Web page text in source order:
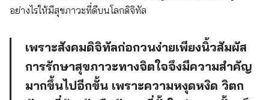
อย่างไรให้มีสุขภาวะที่ดีบนโลกดิจิทัล
เพราะสังคมดิจิทัลก่อกวนง่ายเพียงนิ้วสัมผัส
การรักษาสุขภาวะทางจิตใจจึงมีความสำคัญ
มากขึ้นไปอีกขั้น เพราะความหงุดหงิด วิตก